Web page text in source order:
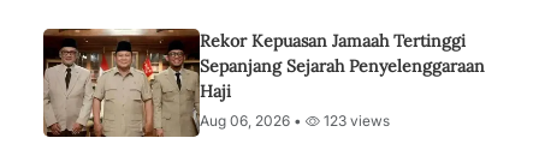
Rekor Kepuasan Jamaah Tertinggi
Sepanjang Sejarah Penyelenggaraan
Haji
Aug 06, 2026 • 123 views